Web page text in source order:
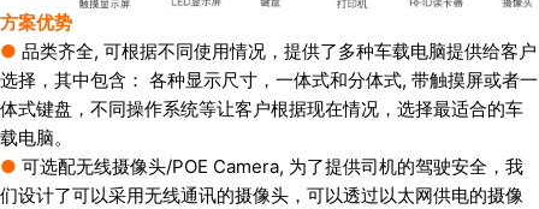
方案优势
● 品类齐全, 可根据不同使用情况，提供了多种车载电脑提供给客户
选择，其中包含： 各种显示尺寸，一体式和分体式, 带触摸屏或者一
体式键盘，不同操作系统等让客户根据现在情况，选择最适合的车
载电脑。
● 可选配无线摄像头/POE Camera, 为了提供司机的驾驶安全，我
们设计了可以采用无线通讯的摄像头，可以透过以太网供电的摄像